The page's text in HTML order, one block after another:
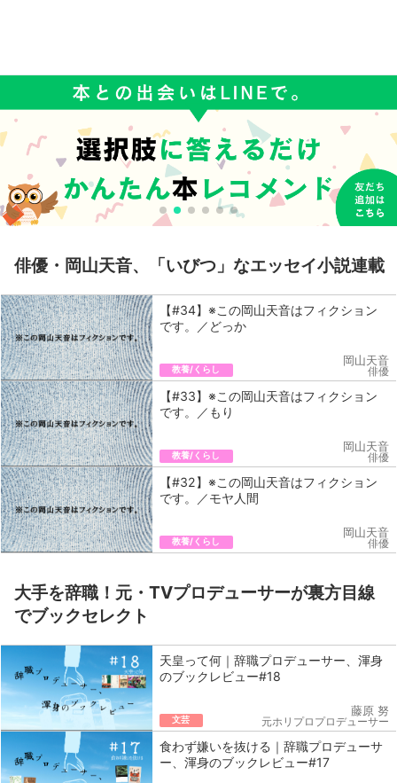
俳優・岡山天音、「いびつ」なエッセイ小説連載
【#34】※この岡山天音はフィクション
です。／どっか
教養/くらし
岡山天音
俳優
【#33】※この岡山天音はフィクション
です。／もり
教養/くらし
岡山天音
俳優
【#32】※この岡山天音はフィクション
です。／モヤ人間
教養/くらし
岡山天音
俳優
大手を辞職！元・TVプロデューサーが裏方目線
でブックセレクト
天皇って何｜辞職プロデューサー、渾身
のブックレビュー#18
文芸
藤原 努
元ホリプロプロデューサー
食わず嫌いを抜ける｜辞職プロデューサ
ー、渾身のブックレビュー#17